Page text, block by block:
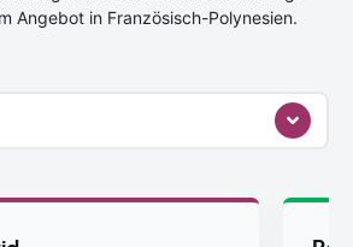
Angebot in Französisch-Polynesien.